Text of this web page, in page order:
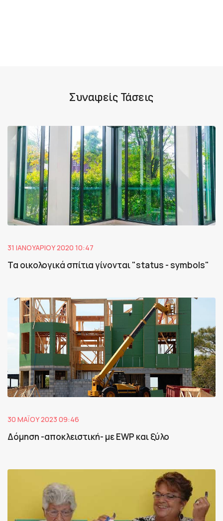
Συναφείς Τάσεις
31 ΙΑΝΟΥΑΡΊΟΥ 2020 10:47
Τα οικολογικά σπίτια γίνονται "status - symbols"
30 ΜΑΪ́ΟΥ 2023 09:46
Δόμηση -αποκλειστική- με EWP και ξύλο